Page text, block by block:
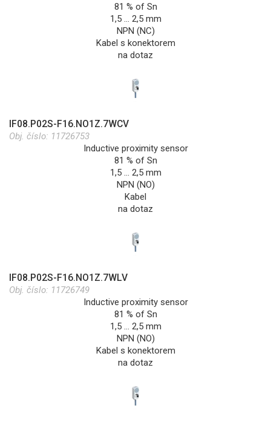
81 % of Sn
1,5 … 2,5 mm
NPN (NC)
Kabel s konektorem
na dotaz
IF08.P02S-F16.NO1Z.7WCV
Obj. číslo: 11726753
Inductive proximity sensor
81 % of Sn
1,5 … 2,5 mm
NPN (NO)
Kabel
na dotaz
IF08.P02S-F16.NO1Z.7WLV
Obj. číslo: 11726749
Inductive proximity sensor
81 % of Sn
1,5 … 2,5 mm
NPN (NO)
Kabel s konektorem
na dotaz